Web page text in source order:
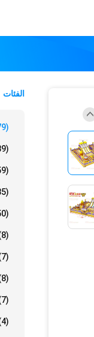
الفئات
(279)
(139)
(59)
(35)
(50)
(8)
(7)
(8)
(7)
(4)